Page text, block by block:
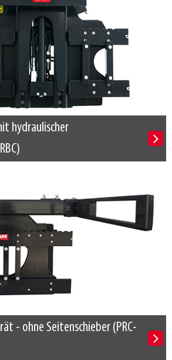
hydraulischer
- ohne Seitenschieber (PRC-